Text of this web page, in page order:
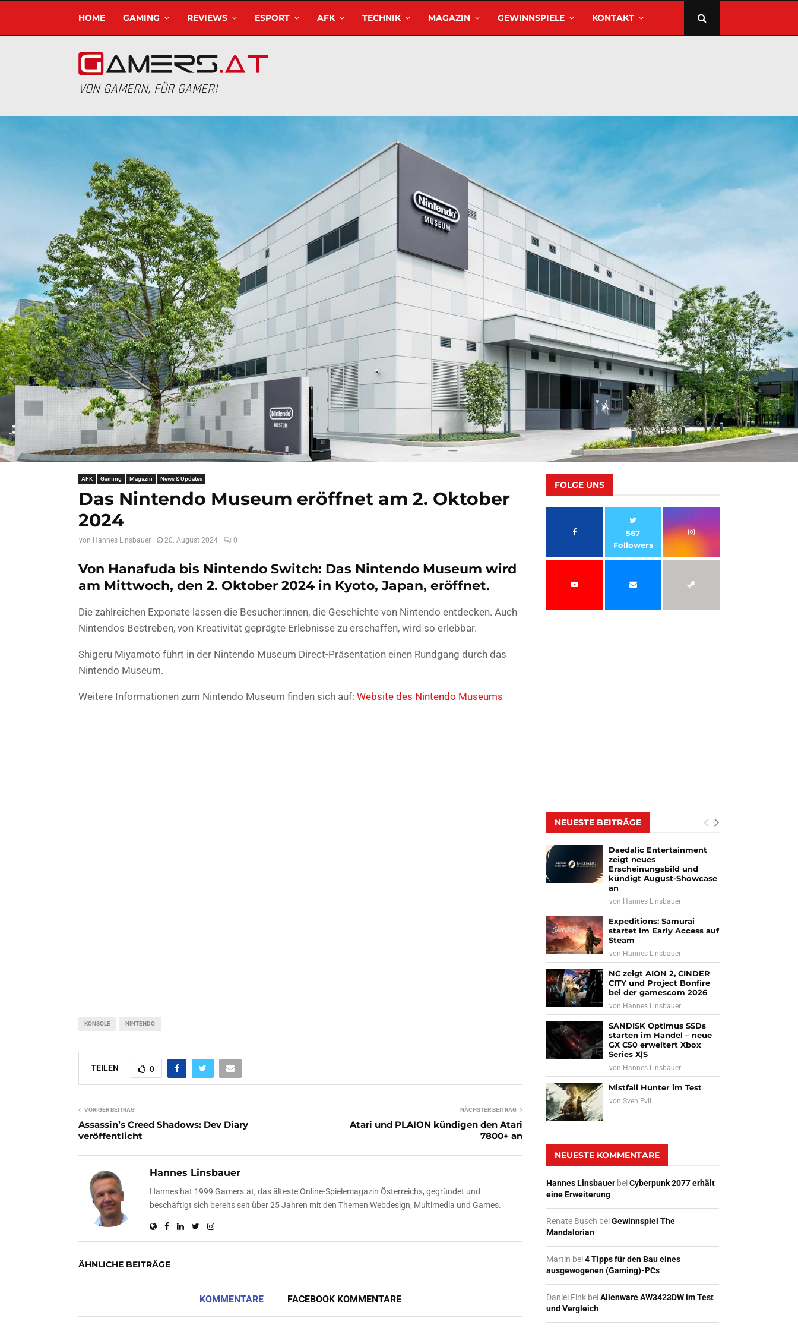
HOME GAMING REVIEWS ESPORT AFK TECHNIK MAGAZIN GEWINNSPIELE KONTAKT
VON GAMERN, FÜR GAMER!
AFK Gaming Magazin News & Updates
Das Nintendo Museum eröffnet am 2. Oktober
2024
von Hannes Linsbauer 20. August 2024 0
Von Hanafuda bis Nintendo Switch: Das Nintendo Museum wird
am Mittwoch, den 2. Oktober 2024 in Kyoto, Japan, eröffnet.
Die zahlreichen Exponate lassen die Besucher:innen, die Geschichte von Nintendo entdecken. Auch
Nintendos Bestreben, von Kreativität geprägte Erlebnisse zu erschaffen, wird so erlebbar.
Shigeru Miyamoto führt in der Nintendo Museum Direct-Präsentation einen Rundgang durch das
Nintendo Museum.
Weitere Informationen zum Nintendo Museum finden sich auf: Website des Nintendo Museums
KONSOLE NINTENDO
TEILEN 0
VORIGER BEITRAG
Assassin’s Creed Shadows: Dev Diary
veröffentlicht
NÄCHSTER BEITRAG
Atari und PLAION kündigen den Atari
7800+ an
Hannes Linsbauer
Hannes hat 1999 Gamers.at, das älteste Online-Spielemagazin Österreichs, gegründet und
beschäftigt sich bereits seit über 25 Jahren mit den Themen Webdesign, Multimedia und Games.
ÄHNLICHE BEITRÄGE
KOMMENTARE FACEBOOK KOMMENTARE
FOLGE UNS
567
Followers
NEUESTE BEITRÄGE
Daedalic Entertainment
zeigt neues
Erscheinungsbild und
kündigt August-Showcase
an
von Hannes Linsbauer
Expeditions: Samurai
startet im Early Access auf
Steam
von Hannes Linsbauer
NC zeigt AION 2, CINDER
CITY und Project Bonfire
bei der gamescom 2026
von Hannes Linsbauer
SANDISK Optimus SSDs
starten im Handel – neue
GX C50 erweitert Xbox
Series X|S
von Hannes Linsbauer
Mistfall Hunter im Test
vonSven Evil
NEUESTE KOMMENTARE
Hannes Linsbauer beiCyberpunk 2077 erhält
eine Erweiterung
Renate Busch beiGewinnspiel The
Mandalorian
Martin bei4 Tipps für den Bau eines
ausgewogenen (Gaming)-PCs
Daniel Fink beiAlienware AW3423DW im Test
und Vergleich